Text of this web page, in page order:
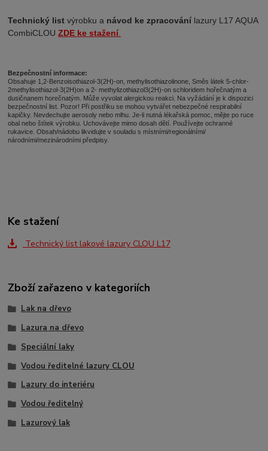
Technický list výrobku a návod ke zpracování lazury L17 AQUA
CombiCLOUZDE ke stažení.
Bezpečnostní informace:
Obsahuje 1,2-Benzoisothiazol-3(2H)-on, methylisothiazolinone, Směs látek 5-chlor-
2methylisothiazol-3(2H)on a 2- methylizothiazol3(2H)-on schloridem hořečnatým a
dusičnanem horečnatým. Může vyvolat alergickou reakci. Na vyžádání je k dispozici
bezpečnostní list. Pozor! Při postřiku se mohou vytvářet nebezpečné respirabilní
kapičky. Nevdechujte aerosoly nebo mlhu. Je-li nutná lékařská pomoc, mějte po ruce
obal nebo štítek výrobku. Uchovávejte mimo dosah dětí. Používejte ochranné
rukavice. Obsah/nádobu likvidujte v souladu s místními/regionálními/
národními/mezinárodními předpisy.
Ke stažení
Technický list lakové lazury CLOU L17
Zboží zařazeno v kategoriích
Lak na dřevo
Lazura na dřevo
Speciální laky
Vodou ředitelné lazury CLOU
Lazury do interiéru
Vodou ředitelný
Lazurový lak